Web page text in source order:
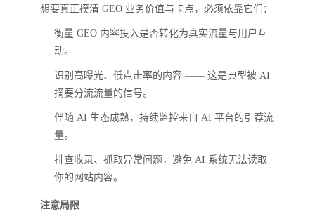
想要真正摸清 GEO 业务价值与卡点，必须依靠它们：
衡量 GEO 内容投入是否转化为真实流量与用户互
动。
识别高曝光、低点击率的内容 —— 这是典型被 AI
摘要分流流量的信号。
伴随 AI 生态成熟，持续监控来自 AI 平台的引荐流
量。
排查收录、抓取异常问题，避免 AI 系统无法读取
你的网站内容。
注意局限